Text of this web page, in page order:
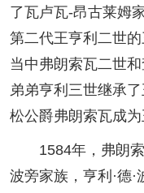
了瓦卢瓦-昂古莱姆
第二代王亨利二世
当中弗朗索瓦二世
弟弟亨利三世继承
松公爵弗朗索瓦成为
1584年，弗朗索
波旁家族，亨利·德